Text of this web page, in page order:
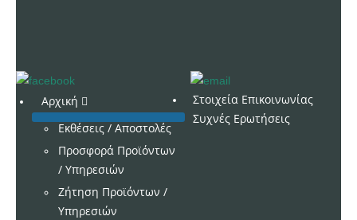
Αρχική
Εκθέσεις / Αποστολές
Προσφορά Προϊόντων
/ Υπηρεσιών
Ζήτηση Προϊόντων /
Υπηρεσιών
Στοιχεία Επικοινωνίας
Συχνές Ερωτήσεις